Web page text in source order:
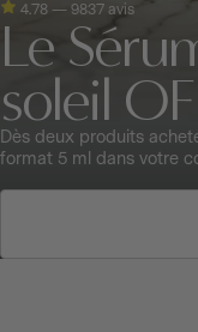
4.78 — 9837 avis
Le
soleil
Dès deux produits
format 5 ml dans votre